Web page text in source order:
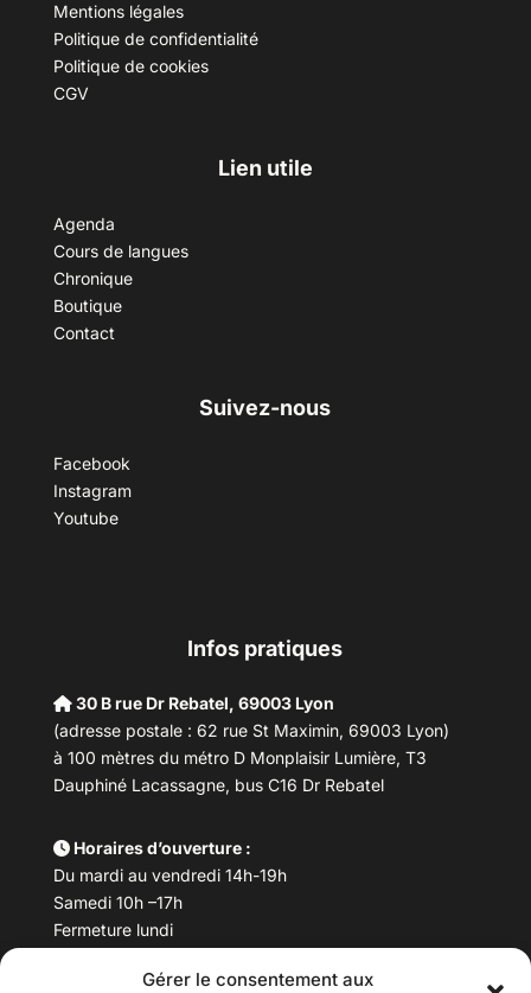
Gérer le consentement aux
Mentions légales
Politique de confidentialité
Politique de cookies
CGV
Lien utile
Agenda
Cours de langues
Chronique
Boutique
Contact
Suivez-nous
Facebook
Instagram
Youtube
Infos pratiques
30 B rue Dr Rebatel, 69003 Lyon
(adresse postale : 62 rue St Maximin, 69003 Lyon)
à 100 mètres du métro D Monplaisir Lumière, T3
Dauphiné Lacassagne, bus C16 Dr Rebatel
Horaires d’ouverture :
Du mardi au vendredi 14h-19h
Samedi 10h –17h
Fermeture lundi